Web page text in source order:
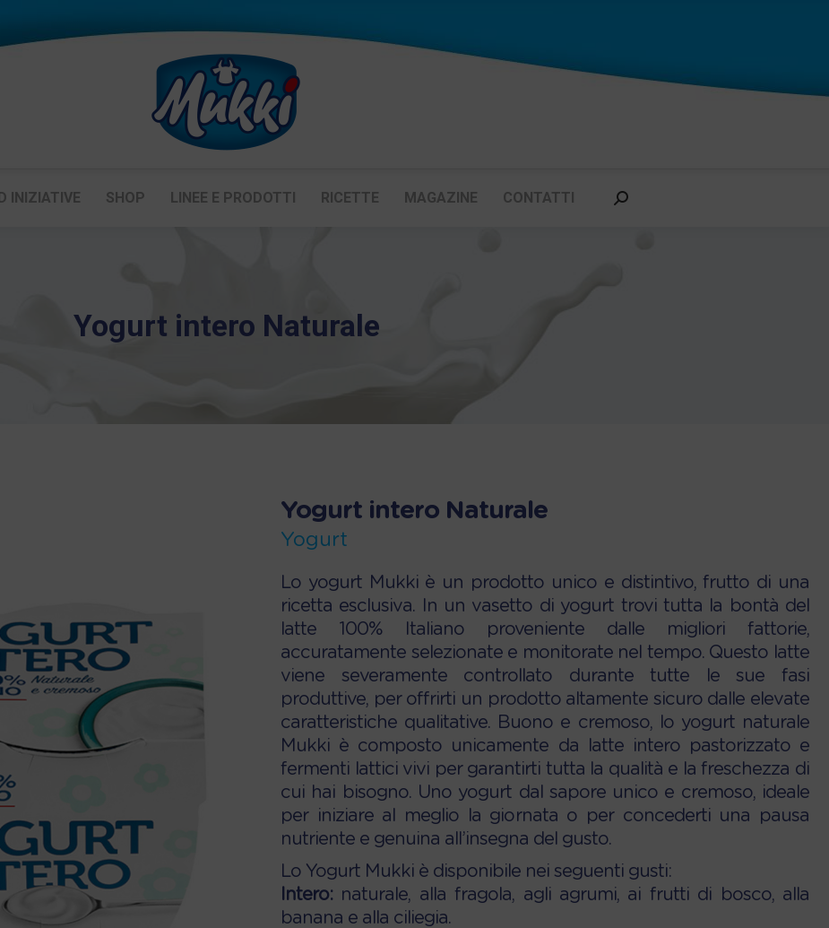
INIZIATIVE SHOP LINEE E PRODOTTI RICETTE MAGAZINE CONTATTI Cerca:
Yogurt intero Naturale
Yogurt intero Naturale
Yogurt
Lo yogurt Mukki è un prodotto unico e distintivo, frutto di una
ricetta esclusiva. In un vasetto di yogurt trovi tutta la bontà del
latte 100% Italiano proveniente dalle migliori fattorie,
accuratamente selezionate e monitorate nel tempo. Questo latte
viene severamente controllato durante tutte le sue fasi
produttive, per offrirti un prodotto altamente sicuro dalle elevate
caratteristiche qualitative. Buono e cremoso, lo yogurt naturale
Mukki è composto unicamente da latte intero pastorizzato e
fermenti lattici vivi per garantirti tutta la qualità e la freschezza di
cui hai bisogno. Uno yogurt dal sapore unico e cremoso, ideale
per iniziare al meglio la giornata o per concederti una pausa
nutriente e genuina all’insegna del gusto.
Lo Yogurt Mukki è disponibile nei seguenti gusti:
Intero: naturale, alla fragola, agli agrumi, ai frutti di bosco, alla
banana e alla ciliegia.